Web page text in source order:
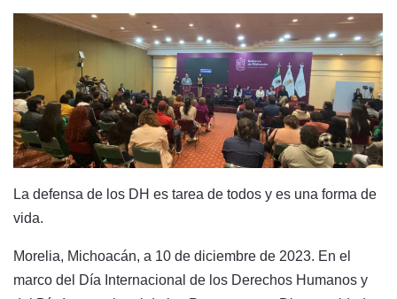
La defensa de los DH es tarea de todos y es una forma de
vida.
Morelia, Michoacán, a 10 de diciembre de 2023. En el
marco del Día Internacional de los Derechos Humanos y